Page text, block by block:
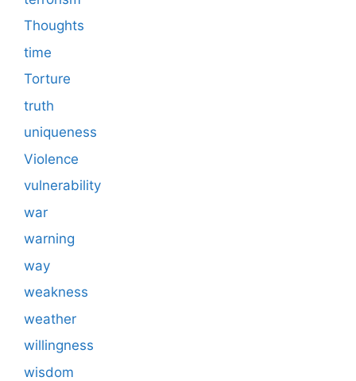
Thoughts
time
Torture
truth
uniqueness
Violence
vulnerability
war
warning
way
weakness
weather
willingness
wisdom